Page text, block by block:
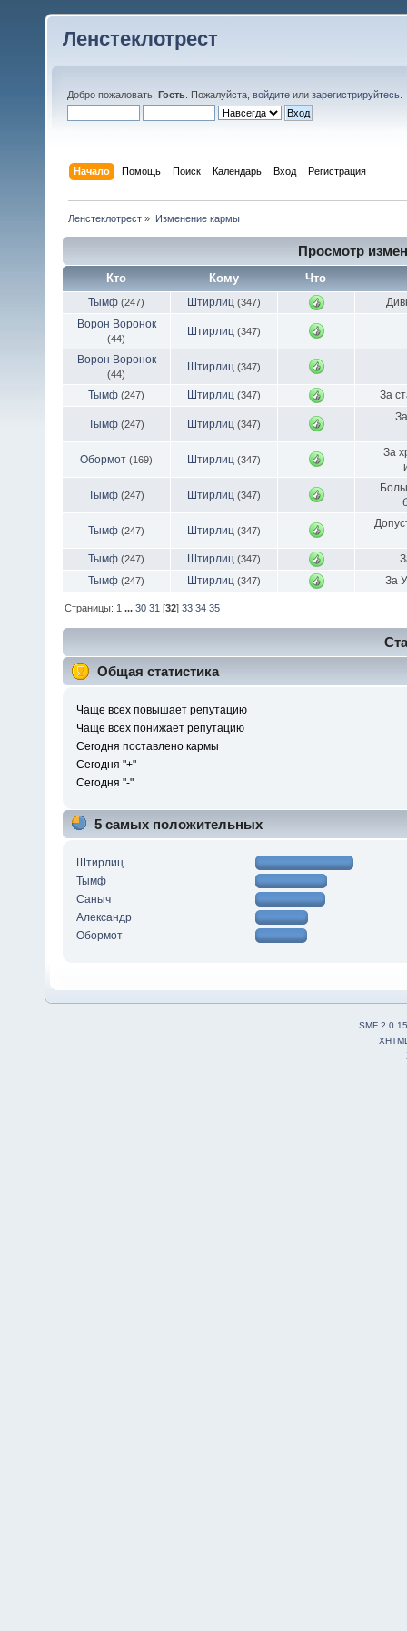
Ленстеклотрест
Добро пожаловать, Гость . Пожалуйста, войдите или зарегистрируйтесь
Начало Помощь Поиск Календарь Вход Регистрация
Ленстеклотрест » Изменение кармы
Просмотр
Кто Кому Что
Тымф (247) Штирлиц (347)
Ворон Воронок
(44)
Штирлиц (347)
Ворон Воронок
(44)
Штирлиц (347)
Тымф (247) Штирлиц (347) За
Тымф (247) Штирлиц (347)
Обормот (169) Штирлиц (347)
За
Тымф (247) Штирлиц (347)
Тымф (247) Штирлиц (347)
Тымф (247) Штирлиц (347)
Тымф (247) Штирлиц (347) За
Страницы: 1 ...30 31 [32]33 34 35
Общая статистика
Чаще всех повышает репутацию
Чаще всех понижает репутацию
Сегодня поставлено кармы
Сегодня "+"
Сегодня "-"
5 самых положительных
Штирлиц
Тымф
Саныч
Александр
Обормот
SMF 2.0.15